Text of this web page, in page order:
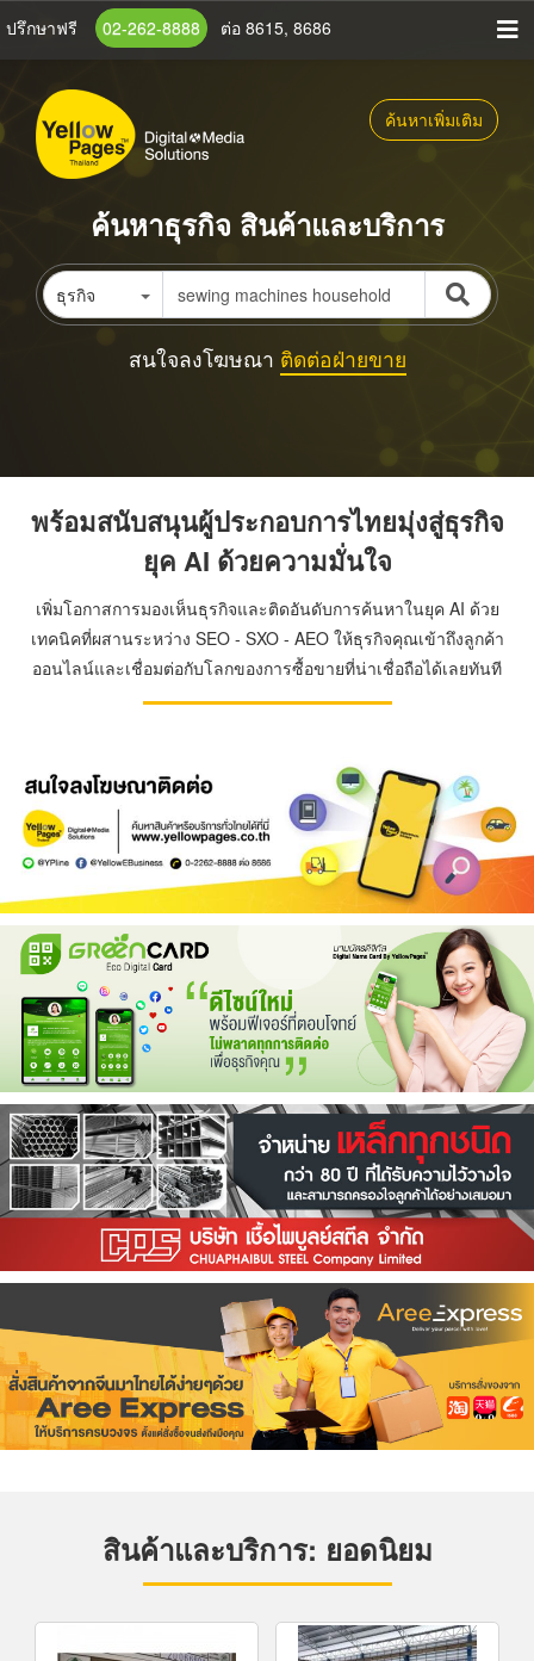
ข้าม
เนื้อหา
ปรึกษาฟรี 02-262-8888 ต่อ 8615, 8686
ค้นหาเพิ่มเติม
ค้นหาธุรกิจ สินค้าและบริการ
ธุรกิจ
สนใจลงโฆษณา ติดต่อฝ่ายขาย
พร้อมสนับสนุนผู้ประกอบการไทยมุ่งสู่ธุรกิจ
ยุค AI ด้วยความมั่นใจ
เพิ่มโอกาสการมองเห็นธุรกิจและติดอันดับการค้นหาในยุค AI ด้วย
เทคนิคที่ผสานระหว่าง SEO - SXO - AEO ให้ธุรกิจคุณเข้าถึงลูกค้า
ออนไลน์และเชื่อมต่อกับโลกของการซื้อขายที่น่าเชื่อถือได้เลยทันที
สินค้าและบริการ: ยอดนิยม